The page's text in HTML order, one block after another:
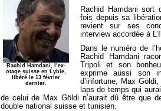
Rachid Hamdani, l’ex-
otage suisse en Lybie,
libéré le 13 février
dernier.
Rachid Hamdani sort
fois depuis sa
revient sur ses
interview accordée à
Dans le numéro de
Rachid Hamdani
Tripoli et son
exprime aussi son
d’infortune, Max
laps de temps qui
de celui de Max Göldi n’aurait dû être que
double national suisse et tunisien.